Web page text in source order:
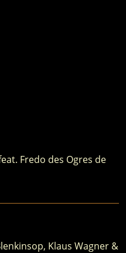
Fredo des Ogres de
Klaus Wagner &